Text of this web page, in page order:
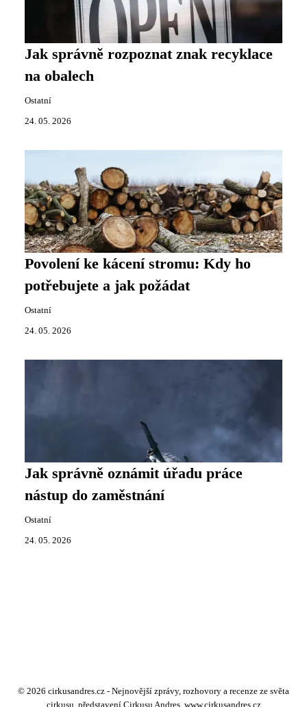
Jak správně rozpoznat znak recyklace
na obalech
Ostatní
24. 05. 2026
Povolení ke kácení stromu: Kdy ho
potřebujete a jak požádat
Ostatní
24. 05. 2026
Jak správně oznámit úřadu práce
nástup do zaměstnání
Ostatní
24. 05. 2026
© 2026 cirkusandres.cz - Nejnovější zprávy, rozhovory a recenze ze světa
cirkusu, představení Cirkusu Andres. www.cirkusandres.cz